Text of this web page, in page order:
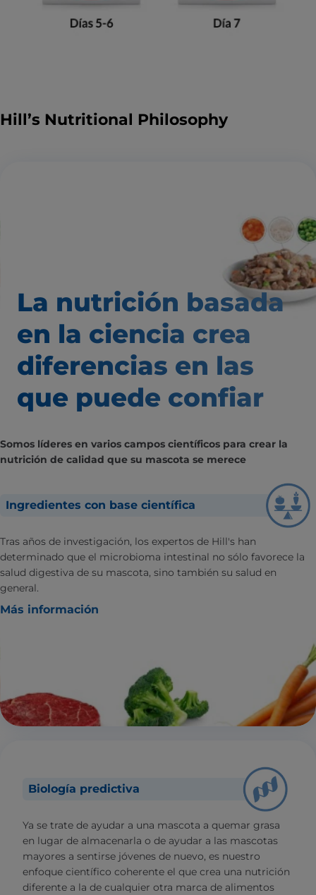
Hill’s Nutritional Philosophy
La nutrición basada
en la ciencia crea
diferencias en las
que puede confiar
Somos líderes en varios campos científicos para crear la
nutrición de calidad que su mascota se merece
Ingredientes con base científica
Tras años de investigación, los expertos de Hill's han
determinado que el microbioma intestinal no sólo favorece la
salud digestiva de su mascota, sino también su salud en
general.
Más información
Biología predictiva
Ya se trate de ayudar a una mascota a quemar grasa
en lugar de almacenarla o de ayudar a las mascotas
mayores a sentirse jóvenes de nuevo, es nuestro
enfoque científico coherente el que crea una nutrición
diferente a la de cualquier otra marca de alimentos